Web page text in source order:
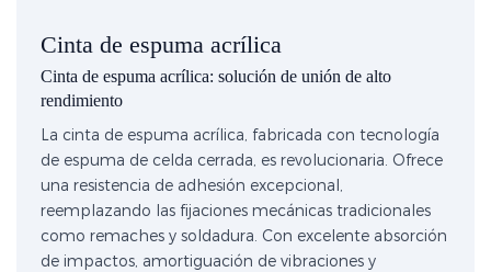
Cinta de espuma acrílica
Cinta de espuma acrílica: solución de unión de alto
rendimiento
La cinta de espuma acrílica, fabricada con tecnología
de espuma de celda cerrada, es revolucionaria. Ofrece
una resistencia de adhesión excepcional,
reemplazando las fijaciones mecánicas tradicionales
como remaches y soldadura. Con excelente absorción
de impactos, amortiguación de vibraciones y